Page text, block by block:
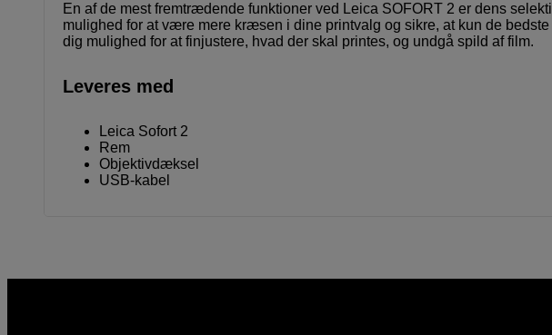
En af de mest fremtrædende funktioner ved Leica SOFORT 2 er dens
mulighed for at være mere kræsen i dine printvalg og sikre, at kun de
dig mulighed for at finjustere, hvad der skal printes, og undgå spild af film.
Leveres med
Leica Sofort 2
Rem
Objektivdæksel
USB-kabel